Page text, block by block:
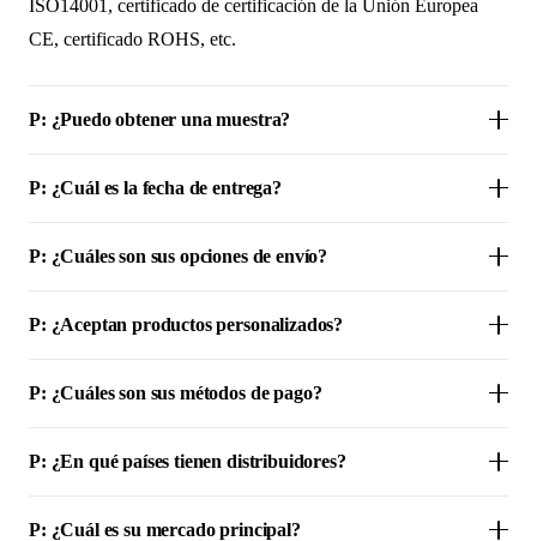
ISO14001, certificado de certificación de la Unión Europea
CE, certificado ROHS, etc.
P: ¿Puedo obtener una muestra?
P: ¿Cuál es la fecha de entrega?
P: ¿Cuáles son sus opciones de envío?
P: ¿Aceptan productos personalizados?
P: ¿Cuáles son sus métodos de pago?
P: ¿En qué países tienen distribuidores?
P: ¿Cuál es su mercado principal?